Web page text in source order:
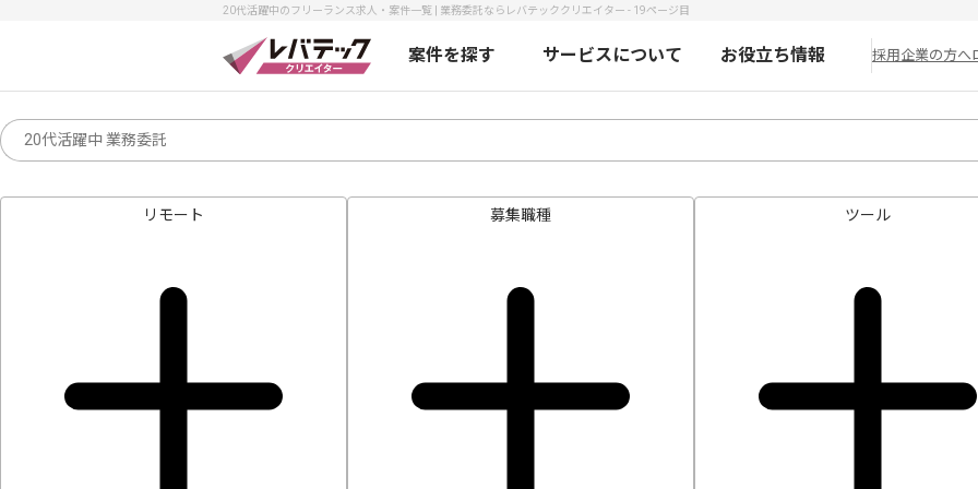
20代活躍中のフリーランス求人・案件一覧 | 業務委託ならレバテッククリエイター - 19ページ目
案件を探す サービスについて お役立ち情報 採用企業の方へ
リモート 募集職種 ツール